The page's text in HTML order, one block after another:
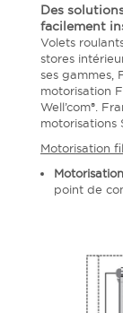
Des
facilement
Volets
stores
ses gammes,
motorisation
Well’com®.
motorisations
Motorisation
point de